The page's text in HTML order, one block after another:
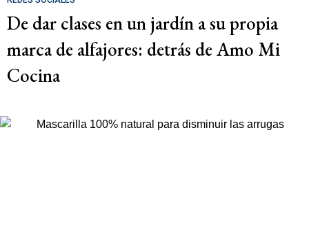
De dar clases en un jardín a su propia
marca de alfajores: detrás de Amo Mi
Cocina